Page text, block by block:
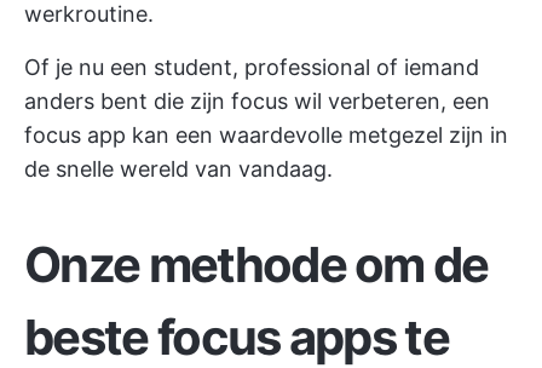
werkroutine.
Of je nu een student, professional of iemand
anders bent die zijn focus wil verbeteren, een
focus app kan een waardevolle metgezel zijn in
de snelle wereld van vandaag.
Onze methode om de
beste focus apps te